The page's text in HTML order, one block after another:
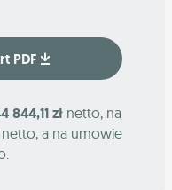
PDF
844,11 zł netto, na
netto, a na umowie